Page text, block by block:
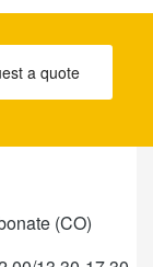
a quote
(CO)